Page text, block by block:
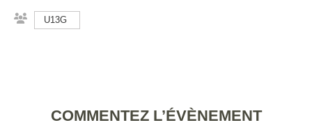
U13G
COMMENTEZ L’ÉVÈNEMENT